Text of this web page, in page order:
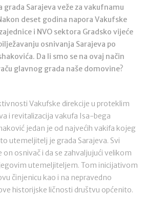
grada Sarajeva veže za vakufnamu
deset godina napora Vakufske
i NVO sektora Gradsko vijeće
osnivanja Sarajeva po
Da li smo se na ovaj način
glavnog grada naše domovine?
Vakufske direkcije u proteklim
i revitalizacija vakufa Isa-bega
jedan je od najvećih vakifa kojeg
utemeljitelj je grada Sarajeva. Svi
on osnivač i da se zahvaljujući velikom
utemeljiteljem. Tom inicijativom
činjenicu kao i na nepravedno
historijske ličnosti društvu općenito.